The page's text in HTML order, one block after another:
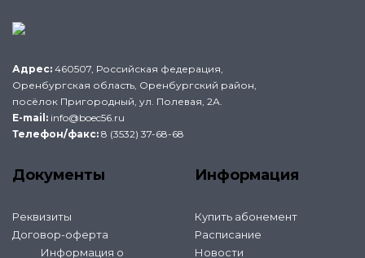
Адрес: 460507, Российская федерация,
Оренбургская область, Оренбургский район,
посёлок Пригородный, ул. Полевая, 2А.
E-mail: info@boec56.ru
Телефон/факс: 8 (3532) 37-68-68
Документы
Реквизиты
Договор-оферта
Информация о
Информация
Купить абонемент
Расписание
Новости